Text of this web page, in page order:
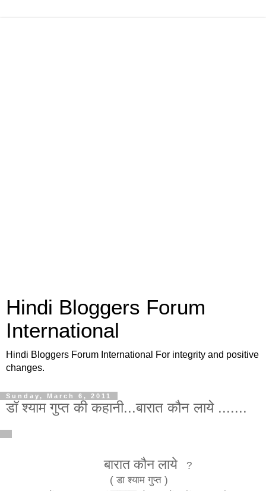
Hindi Bloggers Forum
International
Hindi Bloggers Forum International For integrity and positive
changes.
Sunday, March 6, 2011
डॉ श्याम गुप्त की कहानी...बारात कौन लाये .......
बारात कौन लाये ?
( डा श्याम गुप्त )